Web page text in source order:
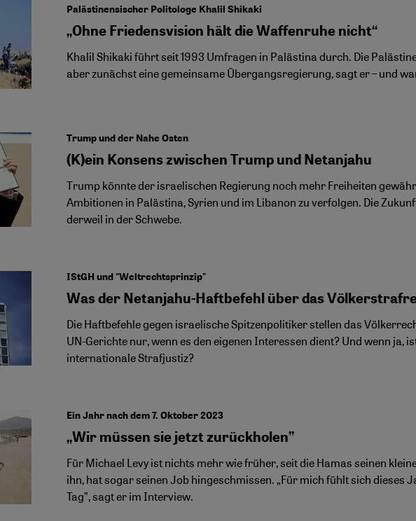
Palästinensischer Politologe Khalil Shikaki
„Ohne Friedensvision hält die Waffenruhe nicht“
Khalil Shikaki führt seit 1993 Umfragen in Palästina durch. Die
aber zunächst eine gemeinsame Übergangsregierung, sagt er – und
Trump und der Nahe Osten
(K)ein Konsens zwischen Trump und Netanjahu
Trump könnte der israelischen Regierung noch mehr Freiheiten
Ambitionen in Palästina, Syrien und im Libanon zu verfolgen. Die
derweil in der Schwebe.
IStGH und "Weltrechtsprinzip"
Was der Netanjahu-Haftbefehl über das
Die Haftbefehle gegen israelische Spitzenpolitiker stellen das
UN-Gerichte nur, wenn es den eigenen Interessen dient? Und wenn ja,
internationale Strafjustiz?
Ein Jahr nach dem 7. Oktober 2023
„Wir müssen sie jetzt zurückholen”
Für Michael Levy ist nichts mehr wie früher, seit die Hamas seinen
ihn, hat sogar seinen Job hingeschmissen. „Für mich fühlt sich
Tag”, sagt er im Interview.